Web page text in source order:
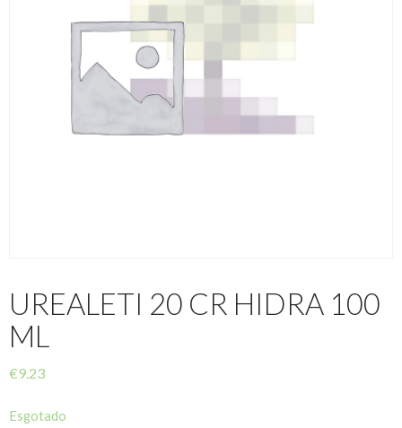
UREALETI 20 CR HIDRA 100
ML
€9.23
Esgotado